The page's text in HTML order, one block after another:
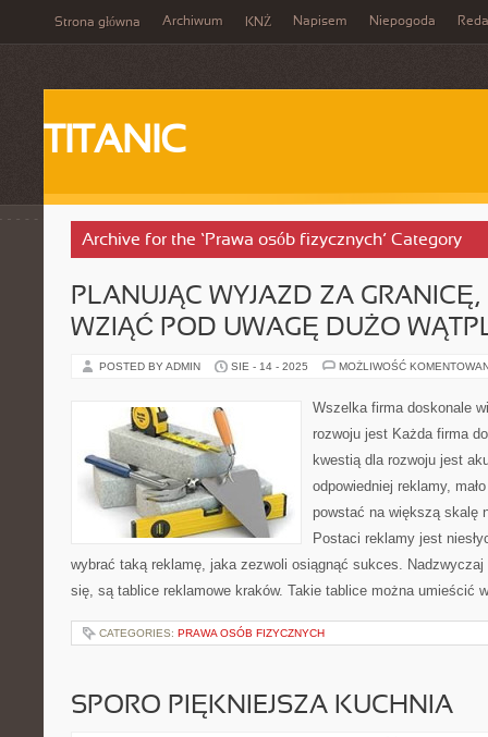
Strona główna Archiwum KNŻ Napisem Niepogoda
TITANIC
Archive for the ‘Prawa osób fizycznych’ Category
PLANUJĄC WYJAZD ZA
WZIĄĆ POD UWAGĘ DUŻO
POSTED BY ADMIN SIE - 14 - 2025 MOŻLIWOŚĆ
Wszelka firma doskonale
rozwoju jest Każda firma
kwestią dla rozwoju jest
odpowiedniej reklamy,
powstać na większą skalę
Postaci reklamy jest
wybrać taką reklamę, jaka zezwoli osiągnąć sukces. Nadzwyczaj
się, są tablice reklamowe kraków. Takie tablice można umieścić
CATEGORIES: PRAWA OSÓB FIZYCZNYCH
SPORO PIĘKNIEJSZA KUCHNIA